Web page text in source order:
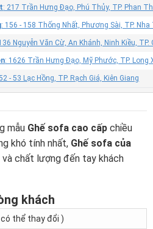
: 217 Trần Hưng Đạo, Phú Thủy, TP. Phan
: 156 - 158 Thống Nhất, Phương Sài, TP.
Nguyễn Văn Cừ, An Khánh, Ninh Kiều,
: 1626 Trần Hưng Đạo, Mỹ Phước, TP. Long
- 53 Lạc Hồng, TP. Rạch Giá, Kiên Giang
mẫu Ghế sofa cao cấp chiều
khó tính nhất, Ghế sofa của
và chất lượng đến tay khách
khách
có thể thay đổi )